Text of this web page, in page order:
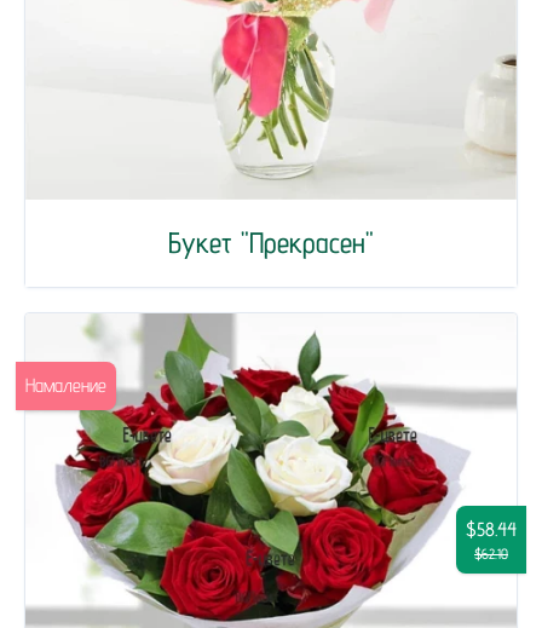
Букет "Прекрасен"
$58.44
$62.10
Намаление